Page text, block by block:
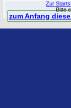
Zur
Bitte
zum Anfang